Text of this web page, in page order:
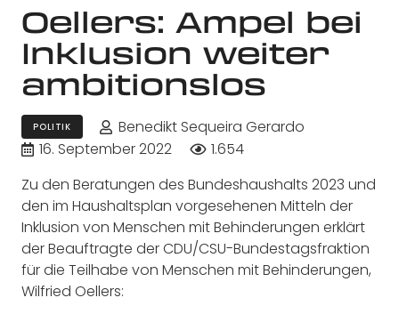
Oellers: Ampel bei
Inklusion weiter
ambitionslos
POLITIK
Benedikt Sequeira Gerardo
16. September 2022
1.654
Zu den Beratungen des Bundeshaushalts 2023 und
den im Haushaltsplan vorgesehenen Mitteln der
Inklusion von Menschen mit Behinderungen erklärt
der Beauftragte der CDU/CSU-Bundestagsfraktion
für die Teilhabe von Menschen mit Behinderungen,
Wilfried Oellers: